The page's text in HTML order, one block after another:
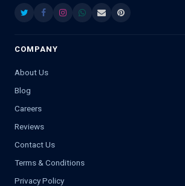
COMPANY
About Us
Blog
Careers
Reviews
Contact Us
Terms & Conditions
Privacy Policy